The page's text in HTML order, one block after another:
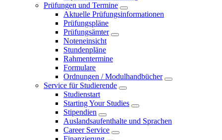
Prüfungen und Termine
Aktuelle Prüfungsinformationen
Prüfungspläne
Prüfungsämter
Noteneinsicht
Stundenpläne
Rahmentermine
Formulare
Ordnungen / Modulhandbücher
Service für Studierende
Studienstart
Starting Your Studies
Stipendien
Auslandsaufenthalte und Sprachen
Career Service